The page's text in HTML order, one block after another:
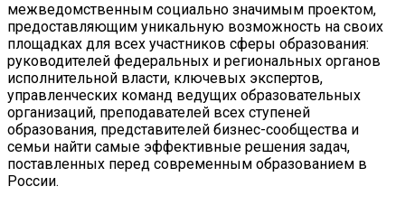
межведомственным социально значимым проектом,
предоставляющим уникальную возможность на своих
площадках для всех участников сферы образования:
руководителей федеральных и региональных органов
исполнительной власти, ключевых экспертов,
управленческих команд ведущих образовательных
организаций, преподавателей всех ступеней
образования, представителей бизнес-сообщества и
семьи найти самые эффективные решения задач,
поставленных перед современным образованием в
России.